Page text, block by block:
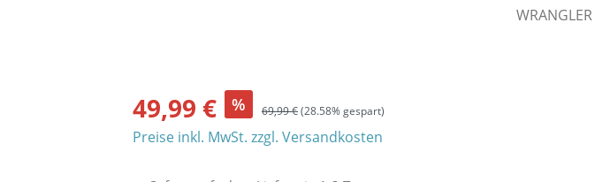
WRANGLER
49,99 € % 69,99 €(28.58% gespart)
Preise inkl. MwSt. zzgl. Versandkosten